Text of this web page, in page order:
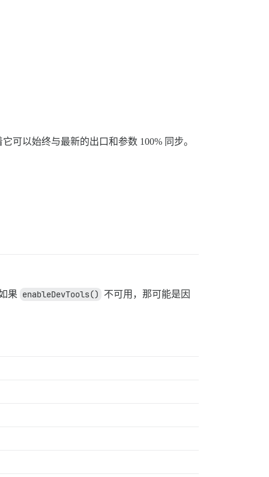
可以始终与最新的出口和参数 100% 同步。
果 enableDevTools() 不可用，那可能是因